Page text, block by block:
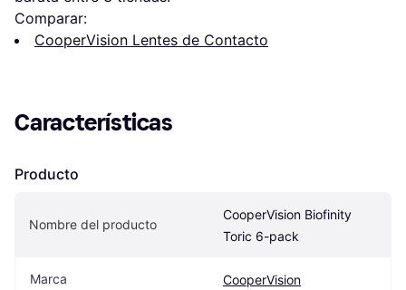
Comparar:
CooperVision Lentes de Contacto
Características
Producto
Nombre del producto
CooperVision Biofinity
Toric 6-pack
Marca CooperVision